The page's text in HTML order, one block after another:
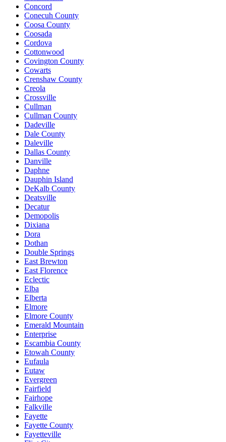
Concord
Conecuh County
Coosa County
Coosada
Cordova
Cottonwood
Covington County
Cowarts
Crenshaw County
Creola
Crossville
Cullman
Cullman County
Dadeville
Dale County
Daleville
Dallas County
Danville
Daphne
Dauphin Island
DeKalb County
Deatsville
Decatur
Demopolis
Dixiana
Dora
Dothan
Double Springs
East Brewton
East Florence
Eclectic
Elba
Elberta
Elmore
Elmore County
Emerald Mountain
Enterprise
Escambia County
Etowah County
Eufaula
Eutaw
Evergreen
Fairfield
Fairhope
Falkville
Fayette
Fayette County
Fayetteville